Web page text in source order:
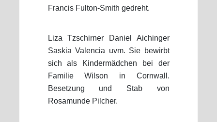
Francis Fulton-Smith gedreht.
Liza Tzschirner Daniel Aichinger
Saskia Valencia uvm. Sie bewirbt
sich als Kindermädchen bei der
Familie Wilson in Cornwall.
Besetzung und Stab von
Rosamunde Pilcher.